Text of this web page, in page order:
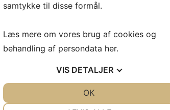
samtykke til disse formål.
Læs mere om vores brug af cookies og
behandling af persondata her.
VIS DETALJER
OK